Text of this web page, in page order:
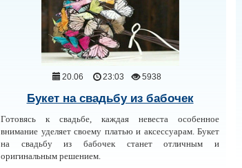
20.06 23:03 5938
Букет на свадьбу из бабочек
Готовясь к свадьбе, каждая невеста особенное
внимание уделяет своему платью и аксессуарам. Букет
на свадьбу из бабочек станет отличным и
оригинальным решением.